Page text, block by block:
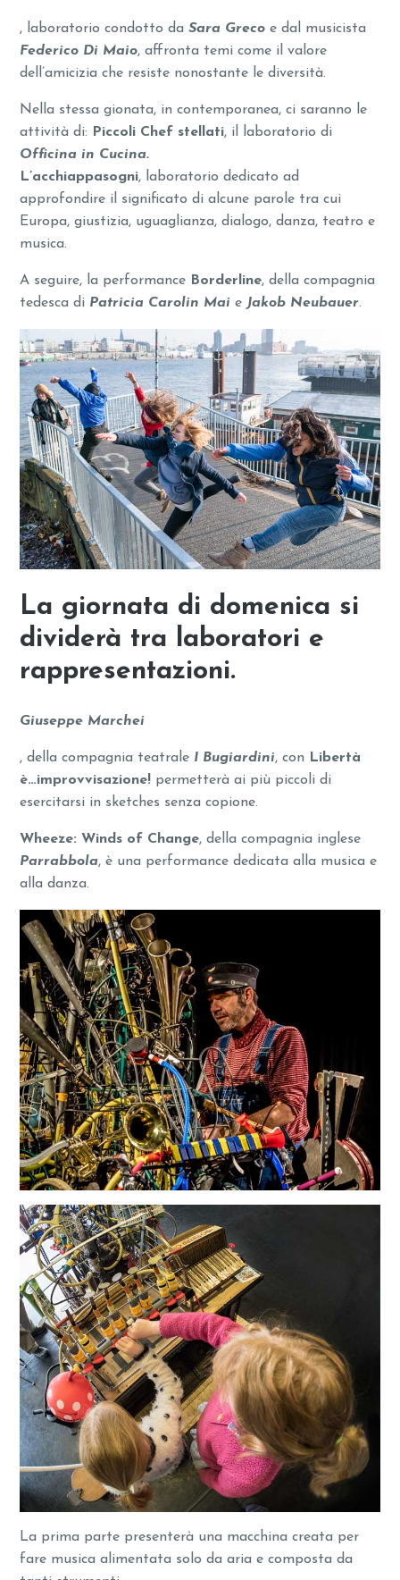
, laboratorio condotto daSara Greco e dal musicista
Federico Di Maio, affronta temi come il valore
dell’amicizia che resiste nonostante le diversità.
Nella stessa gionata, in contemporanea, ci saranno le
attività di:
Piccoli Chef stellati, il laboratorio di
Officina in Cucina.
L’acchiappasogni, laboratorio dedicato ad
approfondire il significato di alcune parole tra cui
Europa, giustizia, uguaglianza, dialogo, danza, teatro e
musica.
A seguire, la performance Borderline, della compagnia
tedesca di Patricia Carolin Mai e Jakob Neubauer.
La giornata di domenica si
dividerà tra laboratori e
rappresentazioni.
Giuseppe Marchei
, della compagnia teatrale I Bugiardini, con
Libertà
è…improvvisazione! permetterà ai più piccoli di
esercitarsi in sketches senza copione.
Wheeze: Winds of Change, della compagnia inglese
Parrabbola, è una performance dedicata alla musica e
alla danza.
La prima parte presenterà una macchina creata per
fare musica alimentata solo da aria e composta da